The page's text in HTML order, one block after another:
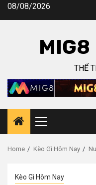
Skip08/08/2026
MIG8
THỂ
Primary
Menu
Home Kèo Gì Hôm Nay
Kèo Gì Hôm Nay